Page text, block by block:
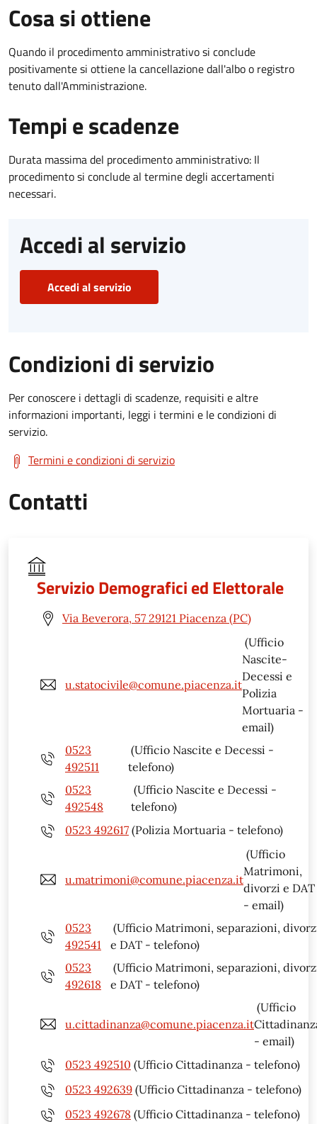
Cosa si ottiene
Quando il procedimento amministrativo si conclude
positivamente si ottiene la cancellazione dall'albo o registro
tenuto dall'Amministrazione.
Tempi e scadenze
Durata massima del procedimento amministrativo: Il
procedimento si conclude al termine degli accertamenti
necessari.
Accedi al servizio
Accedi al servizio
Condizioni di servizio
Per conoscere i dettagli di scadenze, requisiti e altre
informazioni importanti, leggi i termini e le condizioni di
servizio.
Termini e condizioni di servizio
Contatti
Servizio Demografici ed Elettorale
Via Beverora, 57 29121 Piacenza (PC)
u.statocivile@comune.piacenza.it
(Ufficio
Nascite-
Decessi e
Polizia
Mortuaria -
email)
0523
492511
(Ufficio Nascite e Decessi -
telefono)
0523
492548
(Ufficio Nascite e Decessi -
telefono)
0523 492617 (Polizia Mortuaria - telefono)
u.matrimoni@comune.piacenza.it
(Ufficio
Matrimoni,
divorzi e DAT
- email)
0523
492541
(Ufficio Matrimoni, separazioni,
e DAT - telefono)
0523
492618
(Ufficio Matrimoni, separazioni,
e DAT - telefono)
u.cittadinanza@comune.piacenza.it
(Ufficio
- email)
0523 492510 (Ufficio Cittadinanza - telefono)
0523 492639 (Ufficio Cittadinanza - telefono)
0523 492678 (Ufficio Cittadinanza - telefono)